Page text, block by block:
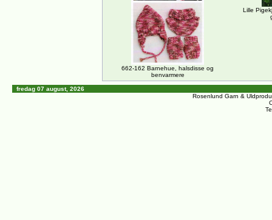
662-162 Barnehue, halsdisse og
benvarmere
Lille
fredag 07 august, 2026
Rosenlund Garn &